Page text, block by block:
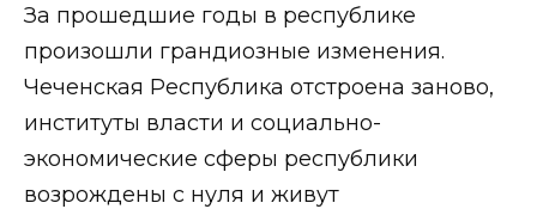
За прошедшие годы в республике
произошли грандиозные изменения.
Чеченская Республика отстроена заново,
институты власти и социально-
экономические сферы республики
возрождены с нуля и живут